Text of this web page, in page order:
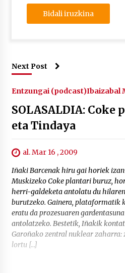
Next Post
Entzungai (podcast)Ibaizabal
SOLASALDIA: Coke
eta Tindaya
al. Mar 16 , 2009
Iñaki Barcenak hiru gai horiek
Muskizeko Coke plantari buruz,
herri-galdeketa antolatu du
burutzeko. Gainera, plataformatik
eratu da prozesuaren
antolatzeko. Bestetik, Iñakik
Garoñako zentral nuklear zaharra:
lortu […]